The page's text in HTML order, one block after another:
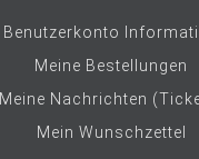
Benutzerkonto
Meine Bestellungen
Meine Nachrichten
Mein Wunschzettel